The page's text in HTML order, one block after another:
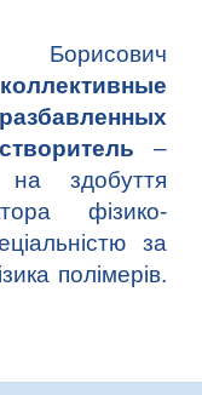
–
на здобуття
фізико-
за
полімерів.